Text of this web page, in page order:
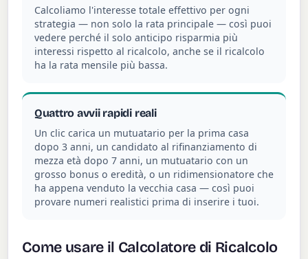
Calcoliamo l'interesse totale effettivo per ogni
strategia — non solo la rata principale — così puoi
vedere perché il solo anticipo risparmia più
interessi rispetto al ricalcolo, anche se il ricalcolo
ha la rata mensile più bassa.
Quattro avvii rapidi reali
Un clic carica un mutuatario per la prima casa
dopo 3 anni, un candidato al rifinanziamento di
mezza età dopo 7 anni, un mutuatario con un
grosso bonus o eredità, o un ridimensionatore che
ha appena venduto la vecchia casa — così puoi
provare numeri realistici prima di inserire i tuoi.
Come usare il Calcolatore di Ricalcolo